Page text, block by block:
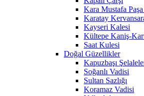
Kara Mustafa
Karatay
Kayseri Kalesi
Kültepe Kaniş-
Saat Kulesi
Doğal Güzellikler
Kapuzbaşı
Soğanlı Vadisi
Sultan Sazlığı
Koramaz Vadisi